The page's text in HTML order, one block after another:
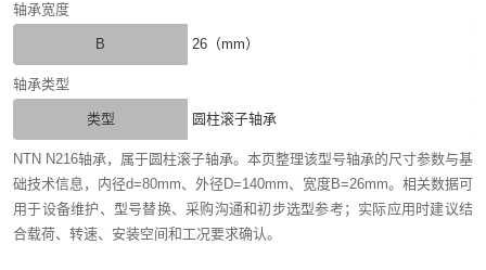
轴承宽度
B 26（mm）
轴承类型
类型 圆柱滚子轴承
NTN N216轴承，属于圆柱滚子轴承。本页整理该型号轴承的尺寸参数与基
础技术信息，内径d=80mm、外径D=140mm、宽度B=26mm。相关数据可
用于设备维护、型号替换、采购沟通和初步选型参考；实际应用时建议结
合载荷、转速、安装空间和工况要求确认。